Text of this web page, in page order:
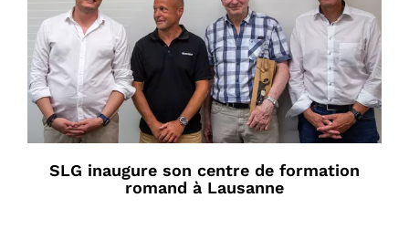
SLG inaugure son centre de formation
romand à Lausanne